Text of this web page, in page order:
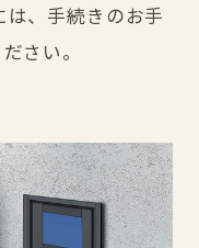
、手続きのお手
さい。